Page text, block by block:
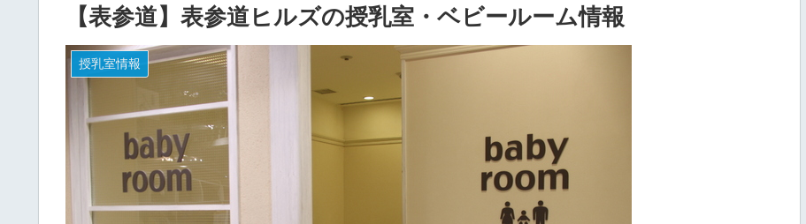
【表参道】表参道ヒルズの授乳室・ベビールーム情報
授乳室情報